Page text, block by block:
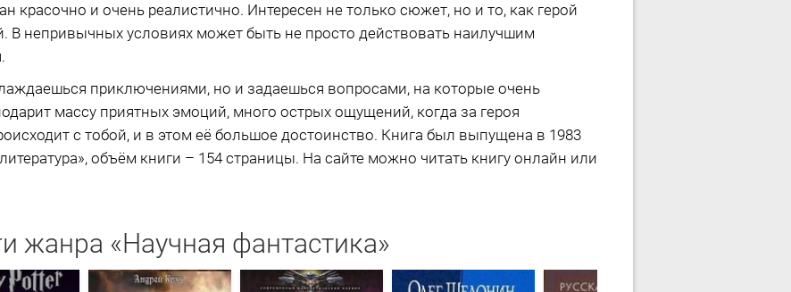
красочно и очень реалистично. Интересен не только сюжет, но и то, как герой
В непривычных условиях может быть не просто действовать наилучшим
приключениями, но и задаешься вопросами, на которые очень
массу приятных эмоций, много острых ощущений, когда за героя
с тобой, и в этом её большое достоинство. Книга был выпущена в 1983
объём книги – 154 страницы. На сайте можно читать книгу онлайн или
жанра «Научная фантастика»